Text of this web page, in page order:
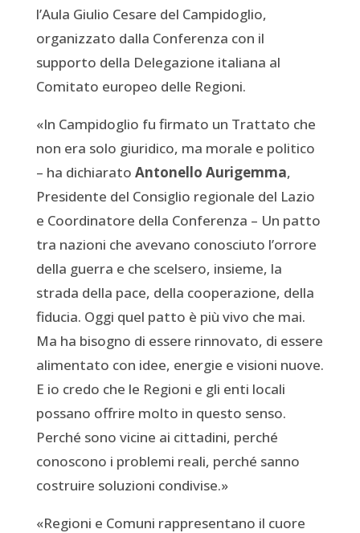
l’Aula Giulio Cesare del Campidoglio,
organizzato dalla Conferenza con il
supporto della Delegazione italiana al
Comitato europeo delle Regioni.
«In Campidoglio fu firmato un Trattato che
non era solo giuridico, ma morale e politico
– ha dichiarato Antonello Aurigemma,
Presidente del Consiglio regionale del Lazio
e Coordinatore della Conferenza – Un patto
tra nazioni che avevano conosciuto l’orrore
della guerra e che scelsero, insieme, la
strada della pace, della cooperazione, della
fiducia. Oggi quel patto è più vivo che mai.
Ma ha bisogno di essere rinnovato, di essere
alimentato con idee, energie e visioni nuove.
E io credo che le Regioni e gli enti locali
possano offrire molto in questo senso.
Perché sono vicine ai cittadini, perché
conoscono i problemi reali, perché sanno
costruire soluzioni condivise.»
«Regioni e Comuni rappresentano il cuore